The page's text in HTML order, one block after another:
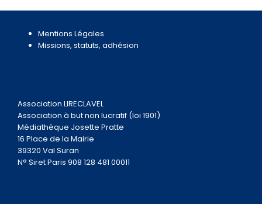
Mentions Légales
Missions, statuts, adhésion
Association LIRECLAVEL
Association à but non lucratif (loi 1901)
Médiathèque Josette Pratte
16 Place de la Mairie
39320 Val Suran
N° Siret Paris 908 128 481 00011